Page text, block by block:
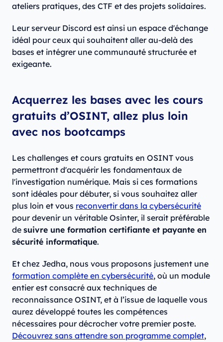
ateliers pratiques, des CTF et des projets solidaires.
Leur serveur Discord est ainsi un espace d'échange
idéal pour ceux qui souhaitent aller au-delà des
bases et intégrer une communauté structurée et
exigeante.
Acquerrez les bases avec les cours
gratuits d’OSINT, allez plus loin
avec nos bootcamps
Les challenges et cours gratuits en OSINT vous
permettront d'acquérir les fondamentaux de
l'investigation numérique. Mais si ces formations
sont idéales pour débuter, si vous souhaitez aller
plus loin et vous reconvertir dans la cybersécurité
pour devenir un véritable Osinter, il serait préférable
de suivre une formation certifiante et payante en
sécurité informatique.
Et chez Jedha, nous vous proposons justement une
formation complète en cybersécurité, où un module
entier est consacré aux techniques de
reconnaissance OSINT, et à l’issue de laquelle vous
aurez développé toutes les compétences
nécessaires pour décrocher votre premier poste.
Découvrez sans attendre son programme complet,